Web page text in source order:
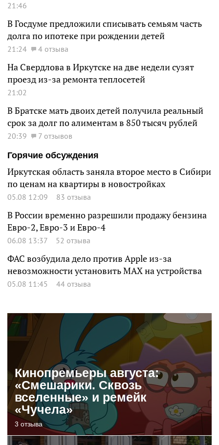
21:46
В Госдуме предложили списывать семьям часть
долга по ипотеке при рождении детей
21:24 4 отзыва
На Свердлова в Иркутске на две недели сузят
проезд из-за ремонта теплосетей
21:02
В Братске мать двоих детей получила реальный
срок за долг по алиментам в 850 тысяч рублей
20:39
7 отзывов
Горячие обсуждения
Иркутская область заняла второе место в Сибири
по ценам на квартиры в новостройках
05.08 12:09 83 отзыва
В России временно разрешили продажу бензина
Евро-2, Евро-3 и Евро-4
06.08 13:37 52 отзыва
ФАС возбудила дело против Apple из-за
невозможности установить MAX на устройства
05.08 11:45 44 отзыва
Кинопремьеры августа:
«Смешарики. Сквозь
вселенные» и ремейк
«Чучела»
3 отзыва